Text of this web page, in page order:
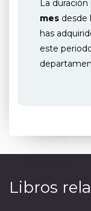
La duración
mes desde
has
este
Libros